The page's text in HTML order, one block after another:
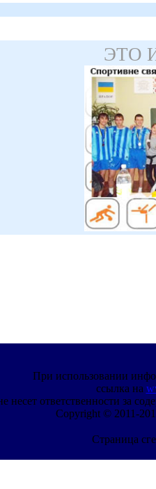
ЭТО
При использовании
ссылка на
несет ответственности за
Copyright © 2011-
Страница